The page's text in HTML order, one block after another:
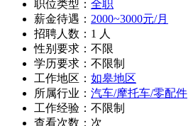
职位类型： 全职
薪金待遇： 2000~3000元/月
招聘人数：1 人
性别要求：不限
学历要求：不限制
工作地区： 如皋地区
所属行业： 汽车/摩托车/零配件
工作经验：不限制
查看次数： 次